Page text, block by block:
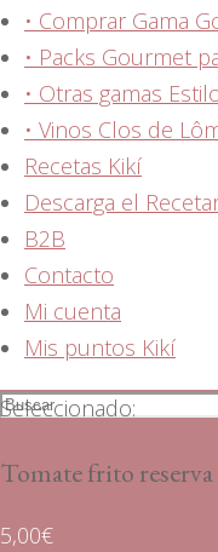
• Comprar Gama
• Packs Gourmet
• Otras gamas
• Vinos Clos de
Recetas Kikí
Descarga el
B2B
Contacto
Mi cuenta
Mis puntos Kikí
Seleccionado:
Tomate frito
5,00€